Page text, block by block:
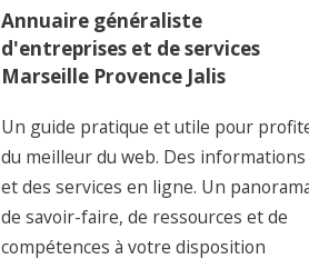
Annuaire généraliste
d'entreprises et de services
Marseille Provence Jalis
Un guide pratique et utile pour
du meilleur du web. Des informations
et des services en ligne. Un
de savoir-faire, de ressources et de
compétences à votre disposition